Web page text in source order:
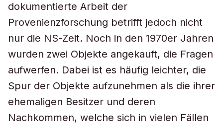
dokumentierte Arbeit der
Provenienzforschung betrifft jedoch nicht
nur die NS-Zeit. Noch in den 1970er Jahren
wurden zwei Objekte angekauft, die Fragen
aufwerfen. Dabei ist es häufig leichter, die
Spur der Objekte aufzunehmen als die ihrer
ehemaligen Besitzer und deren
Nachkommen, welche sich in vielen Fällen